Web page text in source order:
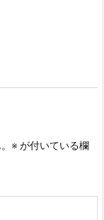
※ が付いている欄